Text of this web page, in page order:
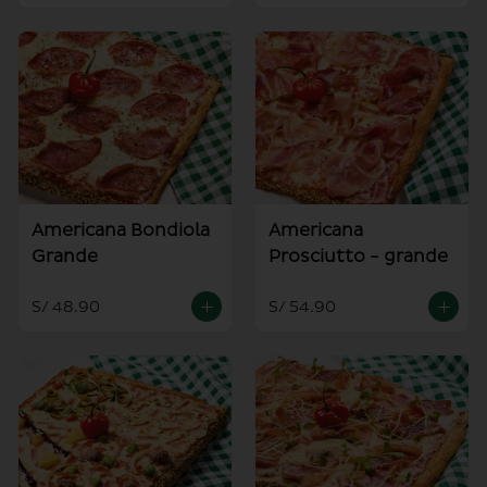
Americana Bondiola
Grande
S/ 48.90
Americana
Prosciutto - grande
S/ 54.90